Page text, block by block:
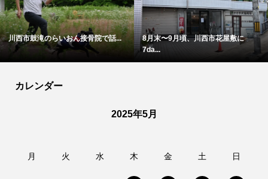
川西市鼓滝のらいおん接骨院で話...
8月末〜9月頃、川西市花屋敷に
7da...
カレンダー
2025年5月
月 火 水 木 金 土 日